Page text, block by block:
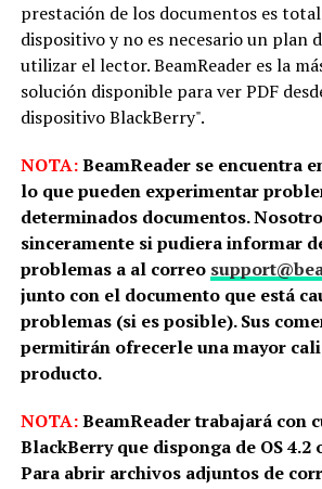
prestación de los documentos es
dispositivo y no es necesario un plan
utilizar el lector. BeamReader es la
solución disponible para ver PDF
dispositivo BlackBerry".
NOTA:BeamReader se encuentra
lo que pueden experimentar
determinados documentos.
sinceramente si pudiera informar
problemas a al correo
junto con el documento que está
problemas (si es posible). Sus
permitirán ofrecerle una mayor
producto.
NOTA:BeamReader trabajará con
BlackBerry que disponga de OS 4.2
Para abrir archivos adjuntos de